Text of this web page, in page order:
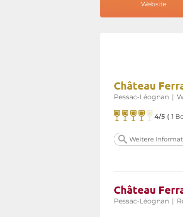
Website
Château
Pessac-Léognan |
4/5 (1
Weitere
Château
Pessac-Léognan |